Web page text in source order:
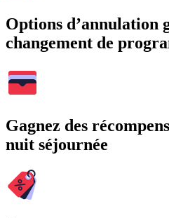
Options d’annulation
changement de
Gagnez des
nuit séjournée